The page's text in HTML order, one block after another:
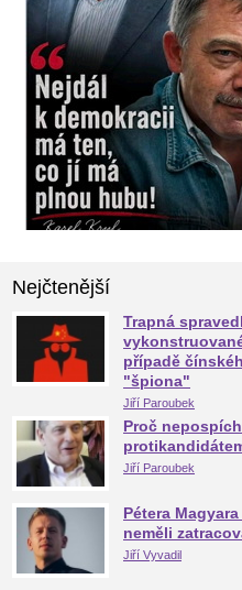
Nejčtenější
Trapná
případě
"špiona"
Jiří Paroubek
Proč
Jiří Paroubek
Pétera
neměli
Jiří Vyvadil